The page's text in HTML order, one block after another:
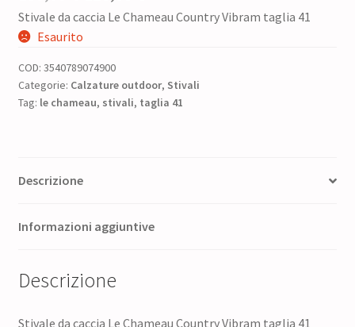
prezzo
era:
150,00 €.
prezzo
è:
120,00 €.
Stivale da caccia Le Chameau Country Vibram taglia 41
Esaurito
COD: 3540789074900
Categorie: Calzature outdoor, Stivali
Tag: le chameau, stivali, taglia 41
Descrizione
Informazioni aggiuntive
Descrizione
Stivale da caccia Le Chameau Country Vibram taglia 41